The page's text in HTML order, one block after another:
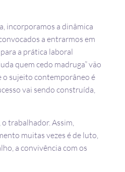
incorporamos a dinâmica
a entrarmos em
a prática laboral
quem cedo madruga” vão
o sujeito contemporâneo é
vai sendo construída,
trabalhador. Assim,
muitas vezes é de luto,
a convivência com os